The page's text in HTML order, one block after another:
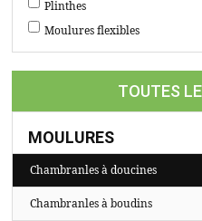
MESURE
PROPOS
Plinthes
Moulures flexibles
TOUTES
MOULURES
Chambranles à doucines
Chambranles à boudins